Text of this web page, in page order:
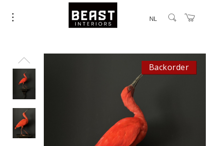
NL
Backorder